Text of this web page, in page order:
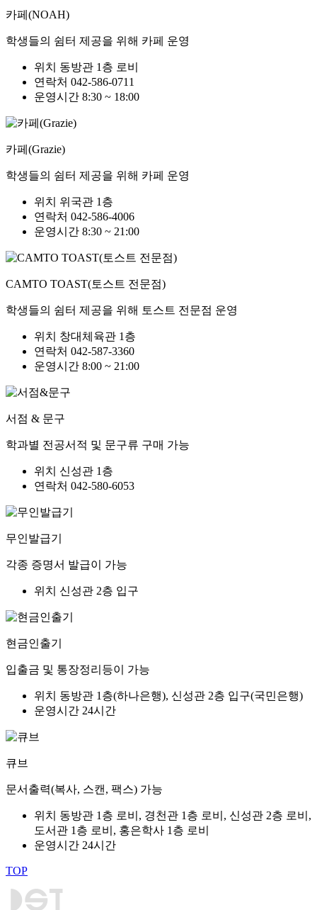
카페(NOAH)
학생들의 쉼터 제공을 위해 카페 운영
위치
동방관 1층 로비
연락처 042-586-0711
운영시간 8:30 ~ 18:00
카페(Grazie)
학생들의 쉼터 제공을 위해 카페 운영
위치
위국관 1층
연락처 042-586-4006
운영시간 8:30 ~ 21:00
CAMTO TOAST(토스트 전문점)
학생들의 쉼터 제공을 위해 토스트 전문점 운영
위치
창대체육관 1층
연락처 042-587-3360
운영시간 8:00 ~ 21:00
서점 & 문구
학과별 전공서적 및 문구류 구매 가능
위치
신성관 1층
연락처 042-580-6053
무인발급기
각종 증명서 발급이 가능
위치 신성관 2층 입구
현금인출기
입출금 및 통장정리등이 가능
위치
동방관 1층(하나은행), 신성관 2층 입구(국민은행)
운영시간 24시간
큐브
문서출력(복사, 스캔, 팩스) 가능
위치
동방관 1층 로비, 경천관 1층 로비, 신성관 2층 로비,
도서관 1층 로비, 홍은학사 1층 로비
운영시간 24시간
TOP